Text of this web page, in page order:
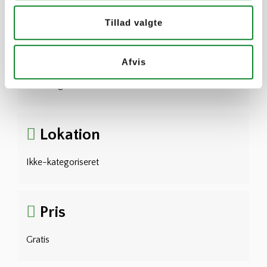
Tillad valgte
Afvis
Tilmeldingsfrist er: Tilmeldingsfrist er udløbet
Lokation
Ikke-kategoriseret
Pris
Gratis